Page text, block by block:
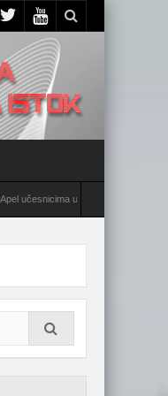
u saobraćaju da povećaju